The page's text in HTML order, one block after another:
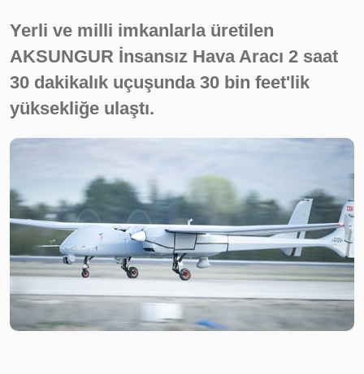
Yerli ve milli imkanlarla üretilen
AKSUNGUR İnsansız Hava Aracı 2 saat
30 dakikalık uçuşunda 30 bin feet'lik
yüksekliğe ulaştı.